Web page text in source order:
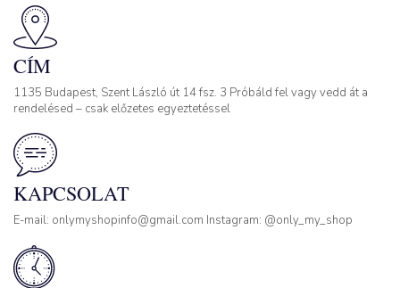
CÍM
1135 Budapest, Szent László út 14 fsz. 3 Próbáld fel vagy vedd át a
rendelésed – csak előzetes egyeztetéssel
KAPCSOLAT
E-mail: onlymyshopinfo@gmail.com Instagram: @only_my_shop